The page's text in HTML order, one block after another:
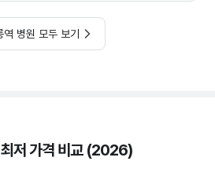
역 병원 모두 보기
최저 가격 비교 (2026)